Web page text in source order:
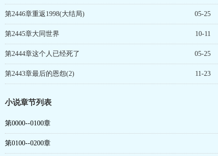
第2446章重返1998(大结局) 05-25
第2445章大同世界 10-11
第2444章这个人已经死了 05-25
第2443章最后的恩怨(2) 11-23
小说章节列表
第0000--0100章
第0100--0200章